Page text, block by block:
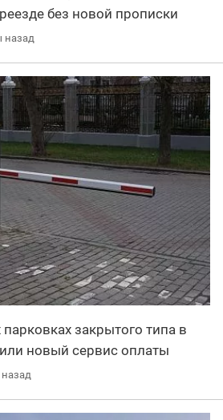
без новой прописки
назад
закрытого типа в
новый сервис оплаты